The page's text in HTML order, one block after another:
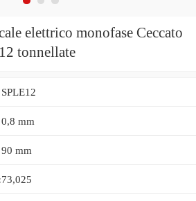
elettrico monofase Ceccato
tonnellate
SPLE12
0,8 mm
90 mm
73,025